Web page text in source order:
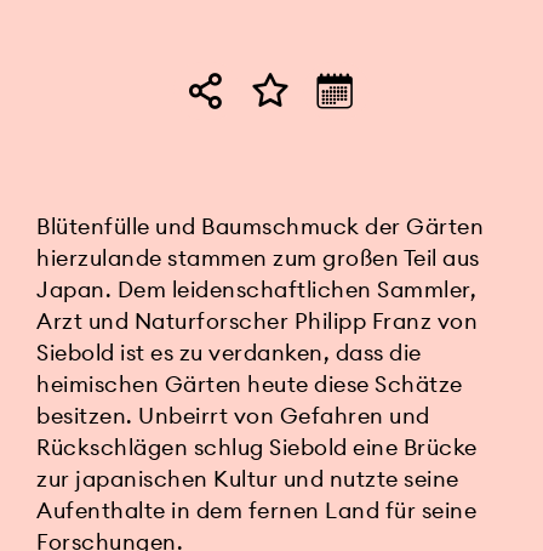
Blütenfülle und Baumschmuck der Gärten
hierzulande stammen zum großen Teil aus
Japan. Dem leidenschaftlichen Sammler,
Arzt und Naturforscher Philipp Franz von
Siebold ist es zu verdanken, dass die
heimischen Gärten heute diese Schätze
besitzen. Unbeirrt von Gefahren und
Rückschlägen schlug Siebold eine Brücke
zur japanischen Kultur und nutzte seine
Aufenthalte in dem fernen Land für seine
Forschungen.